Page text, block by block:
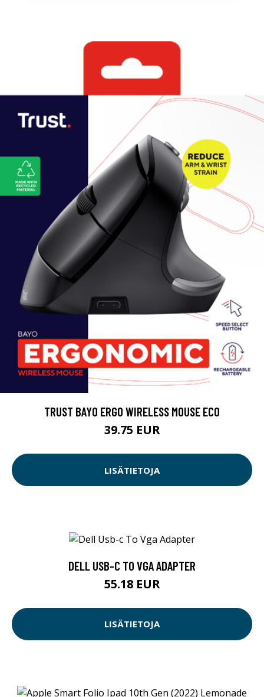
TRUST BAYO ERGO WIRELESS MOUSE ECO
39.75 EUR
LISÄTIETOJA
DELL USB-C TO VGA ADAPTER
55.18 EUR
LISÄTIETOJA